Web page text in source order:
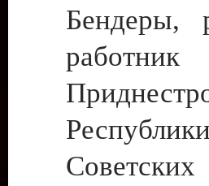
Бендеры,